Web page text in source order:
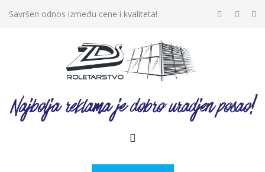
Savršen odnos između cene i kvaliteta!